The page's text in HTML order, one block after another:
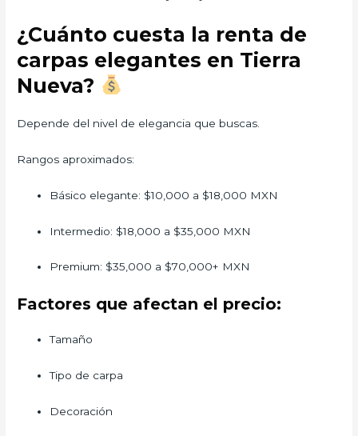
¿Cuánto cuesta la renta de
carpas elegantes en Tierra
Nueva?
Depende del nivel de elegancia que buscas.
Rangos aproximados:
Básico elegante: $10,000 a $18,000 MXN
Intermedio: $18,000 a $35,000 MXN
Premium: $35,000 a $70,000+ MXN
Factores que afectan el precio:
Tamaño
Tipo de carpa
Decoración